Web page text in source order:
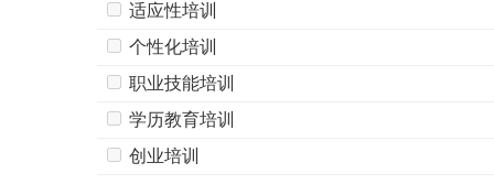
适应性培训
个性化培训
职业技能培训
学历教育培训
创业培训